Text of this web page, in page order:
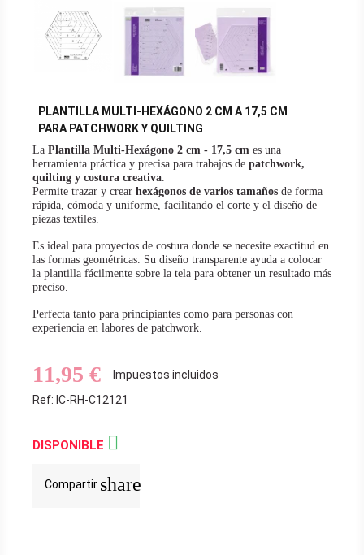
PLANTILLA MULTI-HEXÁGONO 2 CM A 17,5 CM
PARA PATCHWORK Y QUILTING
La Plantilla Multi-Hexágono 2 cm - 17,5 cm es una
herramienta práctica y precisa para trabajos de patchwork,
quilting y costura creativa.
Permite trazar y crear hexágonos de varios tamaños de forma
rápida, cómoda y uniforme, facilitando el corte y el diseño de
piezas textiles.
Es ideal para proyectos de costura donde se necesite exactitud en
las formas geométricas. Su diseño transparente ayuda a colocar
la plantilla fácilmente sobre la tela para obtener un resultado más
preciso.
Perfecta tanto para principiantes como para personas con
experiencia en labores de patchwork.
11,95 €
Impuestos incluidos
Ref: IC-RH-C12121
DISPONIBLE 
Compartir share